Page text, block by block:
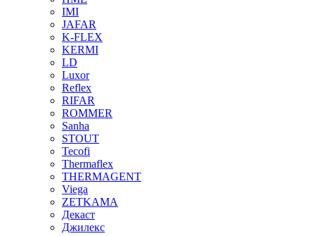
IMI
JAFAR
K-FLEX
KERMI
LD
Luxor
Reflex
RIFAR
ROMMER
Sanha
STOUT
Tecofi
Thermaflex
THERMAGENT
Viega
ZETKAMA
Декаст
Джилекс